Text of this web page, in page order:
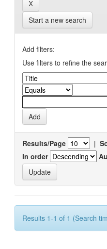
Start a new search
Add filters:
Use filters to refine the
Results/Page |
In order
Results 1-1 of 1 (Search